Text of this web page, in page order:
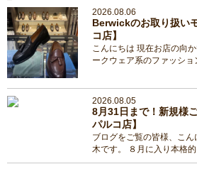
2026.08.06
Berwickのお取り扱
コ店】
こんにちは 現在お店の向
ークウェア系のファッショ
2026.08.05
8月31日まで！新規様
パルコ店】
ブログをご覧の皆様、こ
木です。 ８月に入り本格的